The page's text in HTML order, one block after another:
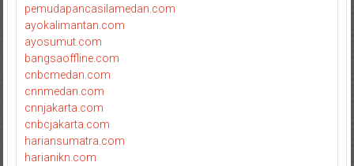
pemudapancasilamedan.com
ayokalimantan.com
ayosumut.com
bangsaoffline.com
cnbcmedan.com
cnnmedan.com
cnnjakarta.com
cnbcjakarta.com
hariansumatra.com
harianikn.com